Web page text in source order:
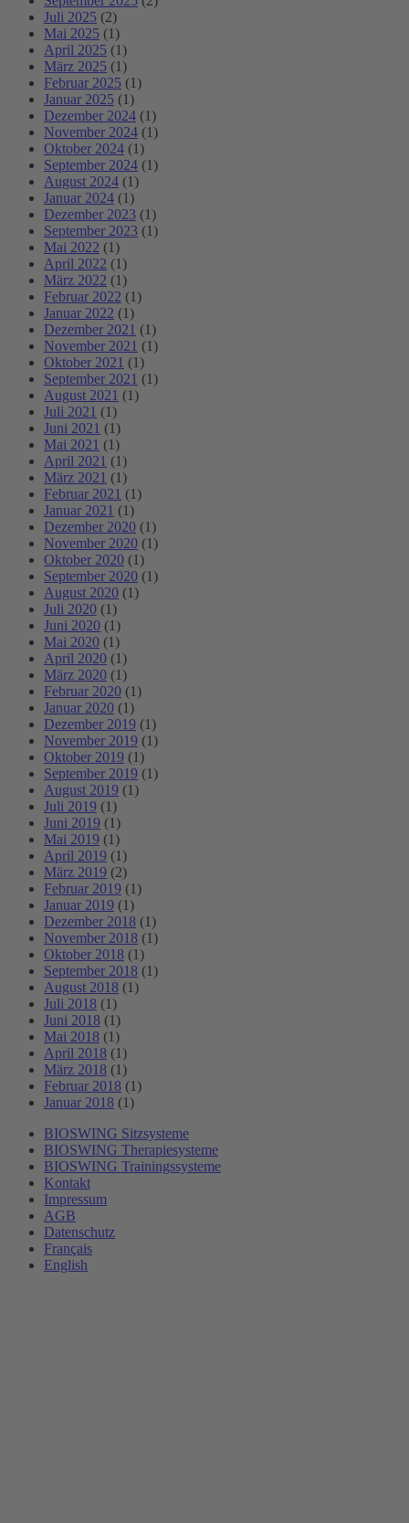
Juli 2025 (2)
Mai 2025 (1)
April 2025 (1)
März 2025 (1)
Februar 2025 (1)
Januar 2025 (1)
Dezember 2024 (1)
November 2024 (1)
Oktober 2024 (1)
September 2024 (1)
August 2024 (1)
Januar 2024 (1)
Dezember 2023 (1)
September 2023 (1)
Mai 2022 (1)
April 2022 (1)
März 2022 (1)
Februar 2022 (1)
Januar 2022 (1)
Dezember 2021 (1)
November 2021 (1)
Oktober 2021 (1)
September 2021 (1)
August 2021 (1)
Juli 2021 (1)
Juni 2021 (1)
Mai 2021 (1)
April 2021 (1)
März 2021 (1)
Februar 2021 (1)
Januar 2021 (1)
Dezember 2020 (1)
November 2020 (1)
Oktober 2020 (1)
September 2020 (1)
August 2020 (1)
Juli 2020 (1)
Juni 2020 (1)
Mai 2020 (1)
April 2020 (1)
März 2020 (1)
Februar 2020 (1)
Januar 2020 (1)
Dezember 2019 (1)
November 2019 (1)
Oktober 2019 (1)
September 2019 (1)
August 2019 (1)
Juli 2019 (1)
Juni 2019 (1)
Mai 2019 (1)
April 2019 (1)
März 2019 (2)
Februar 2019 (1)
Januar 2019 (1)
Dezember 2018 (1)
November 2018 (1)
Oktober 2018 (1)
September 2018 (1)
August 2018 (1)
Juli 2018 (1)
Juni 2018 (1)
Mai 2018 (1)
April 2018 (1)
März 2018 (1)
Februar 2018 (1)
Januar 2018 (1)
BIOSWING Sitzsysteme
BIOSWING Therapiesysteme
BIOSWING Trainingssysteme
Kontakt
Impressum
AGB
Datenschutz
Français
English